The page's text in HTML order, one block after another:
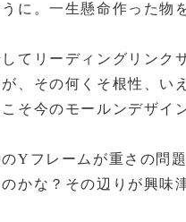
に。一生懸命作った物
てリーディングリンク
、その何くそ根性、い
そ今のモールンデザイ
Yフレームが重さの問
かな？その辺りが興味